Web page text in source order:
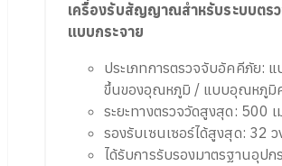
เครื่องรับสัญญาณสำหรับระบบตร
แบบกระจาย
ประเภทการตรวจจับอัคคีภัย: แ
ขึ้นของอุณหภูมิ / แบบอุณหภูมิ
ระยะทางตรวจวัดสูงสุด: 500 เ
รองรับเซนเซอร์ได้สูงสุด: 32 ว
ได้รับการรับรองมาตรฐานอุป